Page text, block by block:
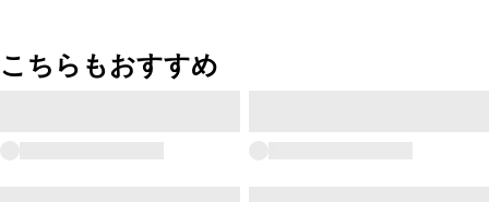
こちらもおすすめ